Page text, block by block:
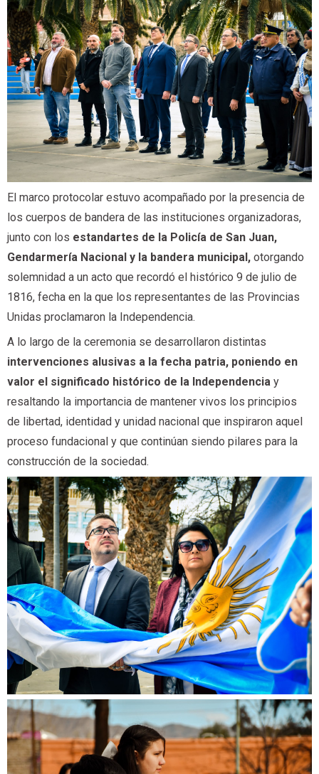
El marco protocolar estuvo acompañado por la presencia de
los cuerpos de bandera de las instituciones organizadoras,
junto con los estandartes de la Policía de San Juan,
Gendarmería Nacional y la bandera municipal, otorgando
solemnidad a un acto que recordó el histórico 9 de julio de
1816, fecha en la que los representantes de las Provincias
Unidas proclamaron la Independencia.
A lo largo de la ceremonia se desarrollaron distintas
intervenciones alusivas a la fecha patria, poniendo en
valor el significado histórico de la Independencia y
resaltando la importancia de mantener vivos los principios
de libertad, identidad y unidad nacional que inspiraron aquel
proceso fundacional y que continúan siendo pilares para la
construcción de la sociedad.